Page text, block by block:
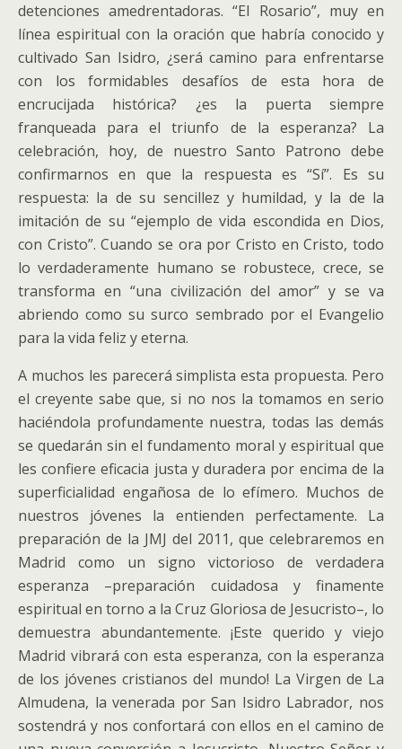
detenciones amedrentadoras. “El Rosario”, muy en
línea espiritual con la oración que habría conocido y
cultivado San Isidro, ¿será camino para enfrentarse
con los formidables desafíos de esta hora de
encrucijada histórica? ¿es la puerta siempre
franqueada para el triunfo de la esperanza? La
celebración, hoy, de nuestro Santo Patrono debe
confirmarnos en que la respuesta es “Sí”. Es su
respuesta: la de su sencillez y humildad, y la de la
imitación de su “ejemplo de vida escondida en Dios,
con Cristo”. Cuando se ora por Cristo en Cristo, todo
lo verdaderamente humano se robustece, crece, se
transforma en “una civilización del amor” y se va
abriendo como su surco sembrado por el Evangelio
para la vida feliz y eterna.
A muchos les parecerá simplista esta propuesta. Pero
el creyente sabe que, si no nos la tomamos en serio
haciéndola profundamente nuestra, todas las demás
se quedarán sin el fundamento moral y espiritual que
les confiere eficacia justa y duradera por encima de la
superficialidad engañosa de lo efímero. Muchos de
nuestros jóvenes la entienden perfectamente. La
preparación de la JMJ del 2011, que celebraremos en
Madrid como un signo victorioso de verdadera
esperanza –preparación cuidadosa y finamente
espiritual en torno a la Cruz Gloriosa de Jesucristo–, lo
demuestra abundantemente. ¡Este querido y viejo
Madrid vibrará con esta esperanza, con la esperanza
de los jóvenes cristianos del mundo! La Virgen de La
Almudena, la venerada por San Isidro Labrador, nos
sostendrá y nos confortará con ellos en el camino de